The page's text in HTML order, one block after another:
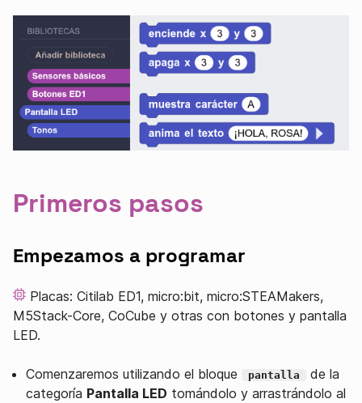
Primeros pasos
Empezamos a programar
Placas: Citilab ED1, micro:bit, micro:STEAMakers,
M5Stack-Core, CoCube y otras con botones y pantalla
LED.
Comenzaremos utilizando el bloque pantalla
de la
categoría Pantalla LED tomándolo y arrastrándolo al